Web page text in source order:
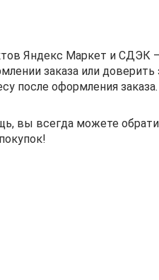
Яндекс Маркет и СДЭК
заказа или доверить
после оформления заказа.
вы всегда можете